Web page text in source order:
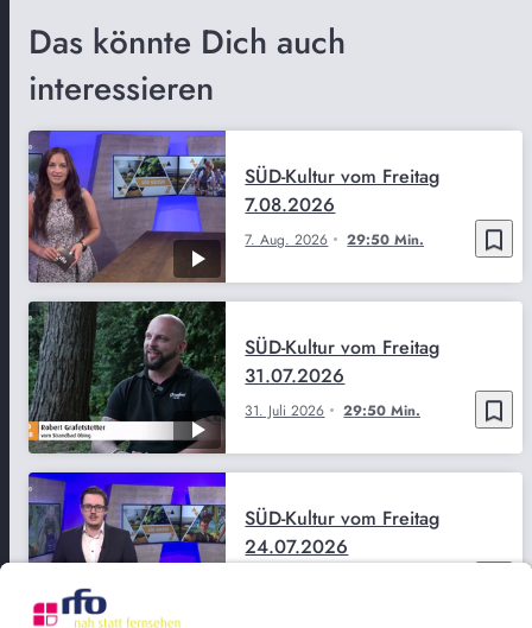
Das könnte Dich auch
interessieren
bookmark_border
7. Aug. 2026 29:50 Min.
SÜD-Kultur vom Freitag
7.08.2026
bookmark_border
31. Juli 2026 29:50 Min.
SÜD-Kultur vom Freitag
31.07.2026
SÜD-Kultur vom Freitag
24.07.2026